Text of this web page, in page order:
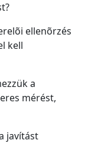
ellenõrzés
kell
a
mérést,
javítást